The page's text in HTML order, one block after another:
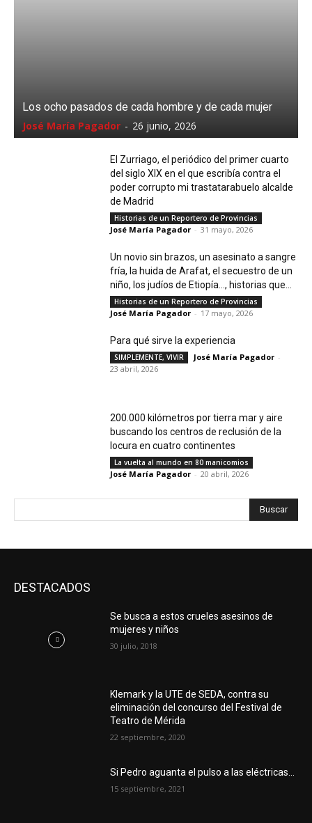
Los ocho pasados de cada hombre y de cada mujer
José María Pagador - 26 junio, 2026
El Zurriago, el periódico del primer cuarto
del siglo XIX en el que escribía contra el
poder corrupto mi trastatarabuelo alcalde
de Madrid
Historias de un Reportero de Provincias
José María Pagador - 31 mayo, 2026
Un novio sin brazos, un asesinato a sangre
fría, la huida de Arafat, el secuestro de un
niño, los judíos de Etiopía…, historias que...
Historias de un Reportero de Provincias
José María Pagador - 17 mayo, 2026
Para qué sirve la experiencia
SIMPLEMENTE, VIVIR José María Pagador -
23 abril, 2026
200.000 kilómetros por tierra mar y aire
buscando los centros de reclusión de la
locura en cuatro continentes
La vuelta al mundo en 80 manicomios
José María Pagador - 20 abril, 2026
Buscar
DESTACADOS
Se busca a estos crueles asesinos de
mujeres y niños
30 julio, 2018
Klemark y la UTE de SEDA, contra su
eliminación del concurso del Festival de
Teatro de Mérida
22 septiembre, 2020
Si Pedro aguanta el pulso a las eléctricas…
15 septiembre, 2021